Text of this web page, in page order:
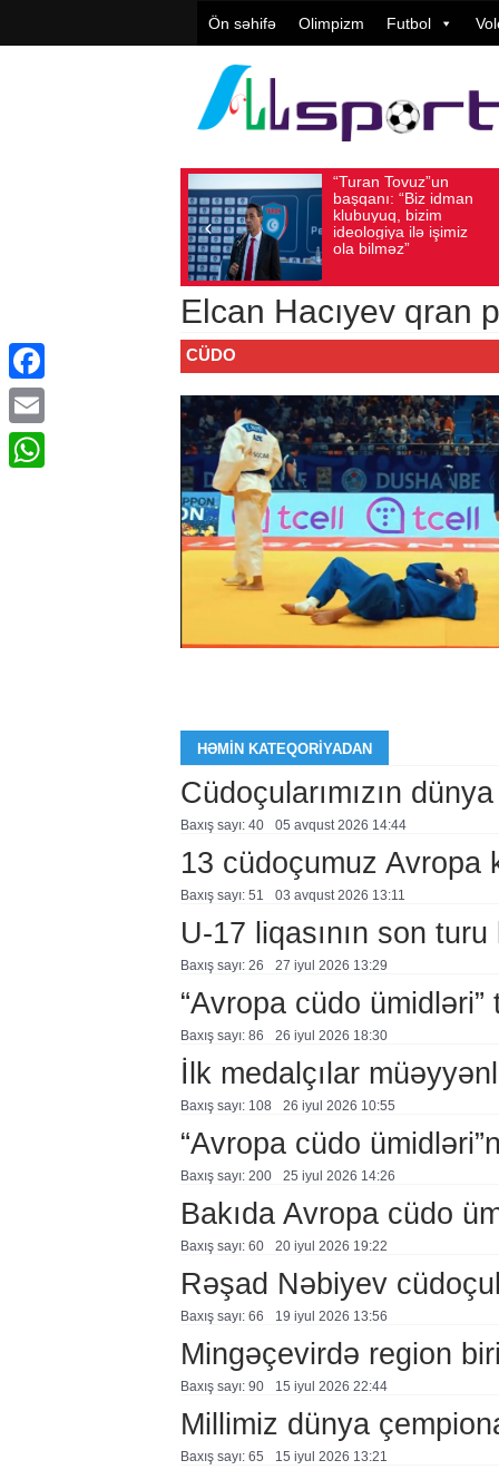
Ön səhifə Olimpizm Futbol
başqanı: “Biz idman
klubuyuq, bizim
ideologiya ilə işimiz
ola bilməz”
Avqust 05, 2026
Elcan Hacıyev qran
CÜDO
HƏMIN KATEQORIYADAN
Cüdoçularımızın
Baxış sayı: 40 05 avqust 2026 14:44
13 cüdoçumuz Avropa
Baxış sayı: 51 03 avqust 2026 13:11
U-17 liqasının son
Baxış sayı: 26 27 i̇yul 2026 13:29
“Avropa cüdo ümidləri”
Baxış sayı: 86 26 i̇yul 2026 18:30
İlk medalçılar
Baxış sayı: 108 26 i̇yul 2026 10:55
“Avropa cüdo
Baxış sayı: 200 25 i̇yul 2026 14:26
Bakıda Avropa cüdo
Baxış sayı: 60 20 i̇yul 2026 19:22
Rəşad Nəbiyev
Baxış sayı: 66 19 i̇yul 2026 13:56
Mingəçevirdə region
Baxış sayı: 90 15 i̇yul 2026 22:44
Millimiz dünya
Baxış sayı: 65 15 i̇yul 2026 13:21
Facebook
Email